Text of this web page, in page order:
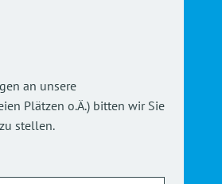
an unsere
Plätzen o.Ä.) bitten wir Sie
stellen.